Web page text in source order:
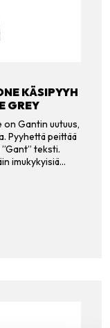
KÄSIPYYH
GREY
Gantin uutuus,
Pyyhettä peittää
teksti.
imukykyisiä…